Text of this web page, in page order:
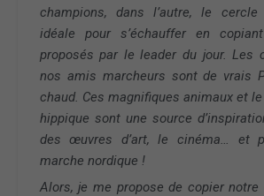
champions, dans l’autre, le
idéale pour s’échauffer en
proposés par le leader du jour. Les
nos amis marcheurs sont de vrais
chaud. Ces magnifiques animaux et
hippique sont une source
des œuvres d’art, le cinéma… et
marche nordique !
Alors, je me propose de copier